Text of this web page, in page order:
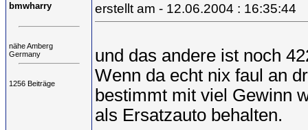
bmwharry
nähe Amberg
Germany
1256 Beiträge
erstellt am - 12.06.2004 : 16:35:44
und das andere ist noch
Wenn da echt nix faul an
bestimmt mit viel Gewinn
als Ersatzauto behalten.